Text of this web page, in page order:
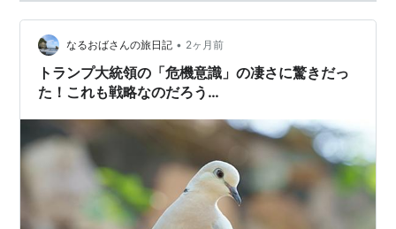
なるおばさんの旅日記 • 2ヶ月前
トランプ大統領の「危機意識」の凄さに驚きだっ
た！これも戦略なのだろう…